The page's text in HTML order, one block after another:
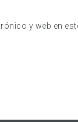
y web en